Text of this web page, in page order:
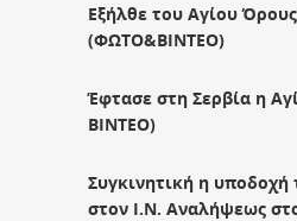
Εξήλθε του Αγίου
(ΦΩΤΟ&ΒΙΝΤΕΟ)
Έφτασε στη Σερβία η
ΒΙΝΤΕΟ)
Συγκινητική η υποδοχή
στον Ι.Ν. Αναλήψεως